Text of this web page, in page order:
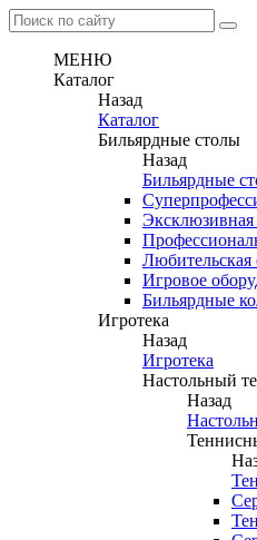
МЕНЮ
Каталог
Назад
Каталог
Бильярдные столы
Назад
Бильярдные
Эксклюзивная
Любительская
Игровое
Бильярдные
Игротека
Назад
Игротека
Настольный
Назад